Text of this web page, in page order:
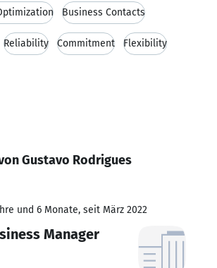
Business Contacts
Reliability Commitment Flexibility
Gustavo Rodrigues
und 6 Monate, seit März 2022
Manager